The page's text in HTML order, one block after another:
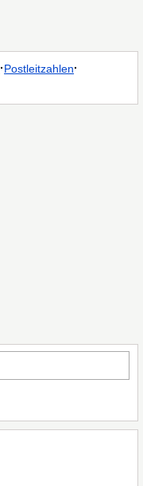
·Postleitzahlen·